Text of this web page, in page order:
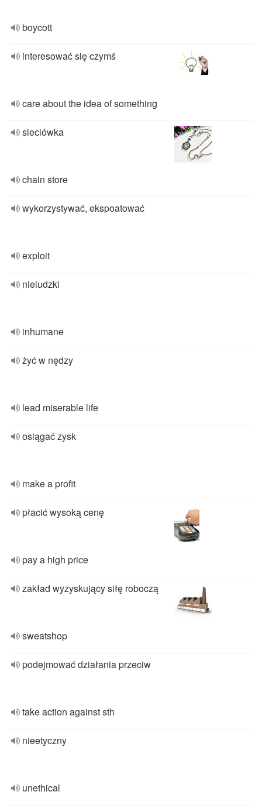
boycott
interesować się czymś
care about the idea of something
sieciówka
chain store
wykorzystywać, ekspoatować
exploit
nieludzki
inhumane
żyć w nędzy
lead miserable life
osiągać zysk
make a profit
płacić wysoką cenę
pay a high price
zakład wyzyskujący siłę roboczą
sweatshop
podejmować działania przeciw
take action against sth
nieetyczny
unethical